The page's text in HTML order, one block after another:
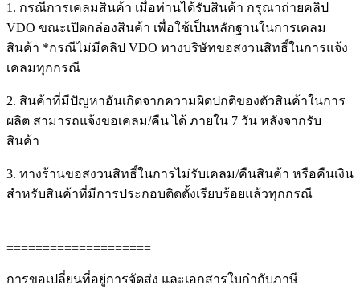
1. กรณีการเคลมสินค้า เมื่อท่านได้รับสินค้า กรุณาถ่ายคลิป
VDO ขณะเปิดกล่องสินค้า เพื่อใช้เป็นหลักฐานในการเคลม
สินค้า *กรณีไม่มีคลิป VDO ทางบริษัทขอสงวนสิทธิ์ในการแจ้ง
เคลมทุกกรณี
2. สินค้าที่มีปัญหาอันเกิดจากความผิดปกติของตัวสินค้าในการ
ผลิต สามารถแจ้งขอเคลม/คืน ได้ ภายใน 7 วัน หลังจากรับ
สินค้า
3. ทางร้านขอสงวนสิทธิ์ในการไม่รับเคลม/คืนสินค้า หรือคืนเงิน
สำหรับสินค้าที่มีการประกอบติดตั้งเรียบร้อยแล้วทุกกรณี
====================
การขอเปลี่ยนที่อยู่การจัดส่ง และเอกสารใบกำกับภาษี